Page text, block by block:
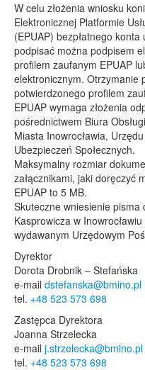
W celu złożenia wniosku
Elektronicznej Platformie
(EPUAP) bezpłatnego
podpisać można podpisem
profilem zaufanym EPUAP
elektronicznym. Otrzymanie
potwierdzonego profilem
EPUAP wymaga złożenia
pośrednictwem Biura
Miasta Inowrocławia,
Ubezpieczeń Społecznych.
Maksymalny rozmiar
załącznikami, jaki doręczyć
EPUAP to 5 MB.
Skuteczne wniesienie
Kasprowicza w
wydawanym Urzędowym
Dyrektor
Dorota Drobnik – Stefańska
e-mail dstefanska@bmino.pl
tel. +48 523 573 698
Zastępca Dyrektora
Joanna Strzelecka
e-mail j.strzelecka@bmino.pl
tel. +48 523 573 698